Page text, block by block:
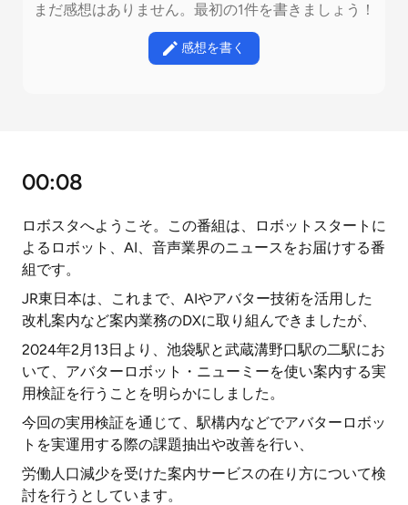
まだ感想はありません。最初の1件を書きましょう！
感想を書く
00:08
ロボスタへようこそ。この番組は、ロボットスタートに
よるロボット、AI、音声業界のニュースをお届けする番
組です。
JR東日本は、これまで、AIやアバター技術を活用した
改札案内など案内業務のDXに取り組んできましたが、
2024年2月13日より、池袋駅と武蔵溝野口駅の二駅にお
いて、アバターロボット・ニューミーを使い案内する実
用検証を行うことを明らかにしました。
今回の実用検証を通じて、駅構内などでアバターロボッ
トを実運用する際の課題抽出や改善を行い、
労働人口減少を受けた案内サービスの在り方について検
討を行うとしています。